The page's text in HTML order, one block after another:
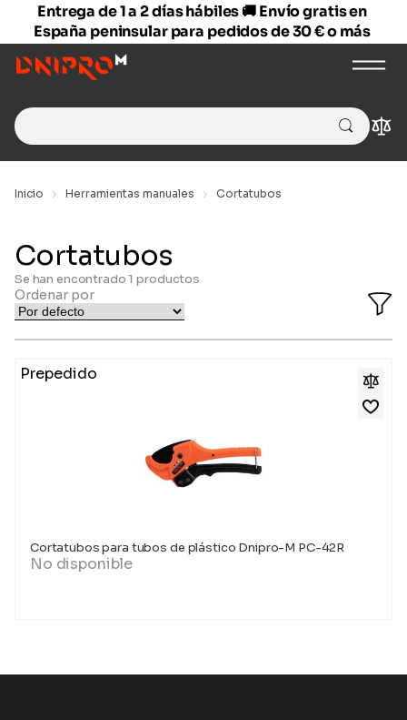
Entrega de 1 a 2 días hábiles 🚚 Envío gratis en
España peninsular para pedidos de 30 € o más
Search
for:
Inicio Herramientas manuales Cortatubos
Cortatubos
Se han encontrado1 productos
Ordenar por
Prepedido
Cortatubos para tubos de plástico Dnipro-M PC-42R
No disponible